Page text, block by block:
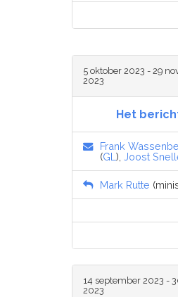
5 oktober 2023 - 29
2023
Het
Frank
(GL ), Joost
Mark Rutte
14 september 2023 -
2023